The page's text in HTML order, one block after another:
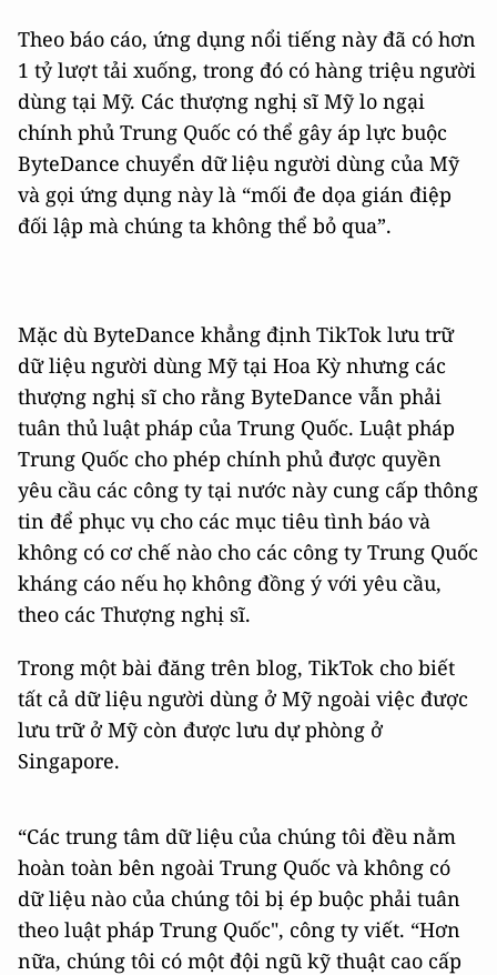
Theo báo cáo, ứng dụng nổi tiếng này đã có hơn
1 tỷ lượt tải xuống, trong đó có hàng triệu người
dùng tại Mỹ. Các thượng nghị sĩ Mỹ lo ngại
chính phủ Trung Quốc có thể gây áp lực buộc
ByteDance chuyển dữ liệu người dùng của Mỹ
và gọi ứng dụng này là “mối đe dọa gián điệp
đối lập mà chúng ta không thể bỏ qua”.
Mặc dù ByteDance khẳng định TikTok lưu trữ
dữ liệu người dùng Mỹ tại Hoa Kỳ nhưng các
thượng nghị sĩ cho rằng ByteDance vẫn phải
tuân thủ luật pháp của Trung Quốc. Luật pháp
Trung Quốc cho phép chính phủ được quyền
yêu cầu các công ty tại nước này cung cấp thông
tin để phục vụ cho các mục tiêu tình báo và
không có cơ chế nào cho các công ty Trung Quốc
kháng cáo nếu họ không đồng ý với yêu cầu,
theo các Thượng nghị sĩ.
Trong một bài đăng trên blog, TikTok cho biết
tất cả dữ liệu người dùng ở Mỹ ngoài việc được
lưu trữ ở Mỹ còn được lưu dự phòng ở
Singapore.
“Các trung tâm dữ liệu của chúng tôi đều nằm
hoàn toàn bên ngoài Trung Quốc và không có
dữ liệu nào của chúng tôi bị ép buộc phải tuân
theo luật pháp Trung Quốc", công ty viết. “Hơn
nữa, chúng tôi có một đội ngũ kỹ thuật cao cấp